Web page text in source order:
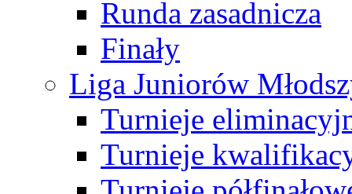
Runda zasadnicza
Finały
Liga Juniorów
Turnieje
Turnieje